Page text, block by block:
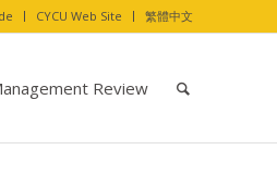
CYCU Web Site 繁體中文
Review